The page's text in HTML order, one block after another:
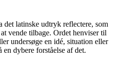
det latinske udtryk reflectere, som
vende tilbage. Ordet henviser til
undersøge en idé, situation eller
dybere forståelse af det.